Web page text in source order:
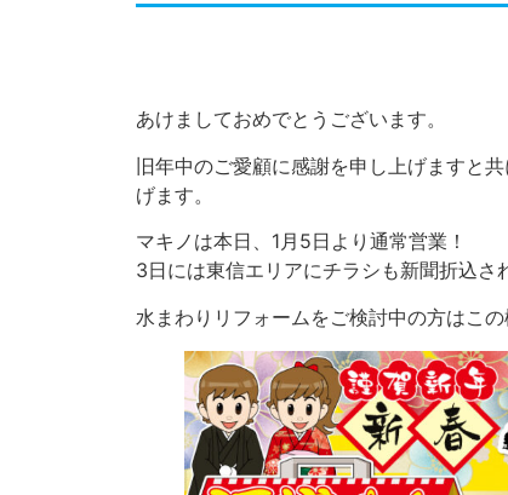
あけましておめでとうございます。
旧年中のご愛顧に感謝を申し上げますと
げます。
マキノは本日、1月5日より通常営業！
3日には東信エリアにチラシも新聞折込さ
水まわりリフォームをご検討中の方はこの